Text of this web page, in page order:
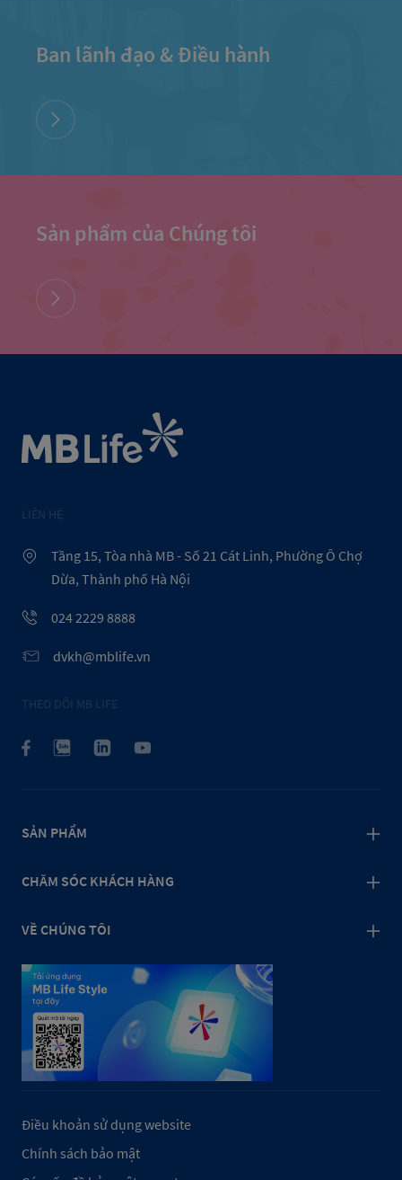
Ban lãnh đạo & Điều hành
Sản phẩm của Chúng tôi
LIÊN HỆ
Tầng 15, Tòa nhà MB - Số 21 Cát Linh, Phường Ô Chợ
Dừa, Thành phố Hà Nội
024 2229 8888
dvkh@mblife.vn
THEO DÕI MB LIFE
SẢN PHẨM
CHĂM SÓC KHÁCH HÀNG
VỀ CHÚNG TÔI
Điều khoản sử dụng website
Chính sách bảo mật